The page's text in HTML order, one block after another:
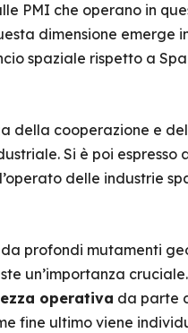
PMI che operano in
dimensione emerge
spaziale rispetto a
della cooperazione e
Si è poi espresso
delle industrie
profondi mutamenti
un’importanza
operativa da parte
fine ultimo viene